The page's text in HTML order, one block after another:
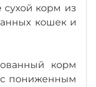
сухой корм из
кошек и
корм
пониженным